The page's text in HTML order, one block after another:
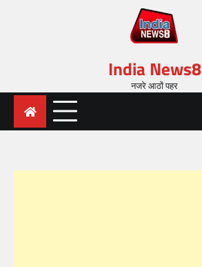
India News8
नजरे आठों पहर